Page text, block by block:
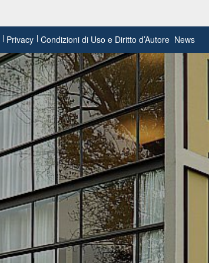
Privacy Condizioni di Uso e Diritto d’Autore News